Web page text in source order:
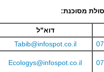
מסוכנת:
דוא"ל
Tabib@infospot.co.il
Ecologys@infospot.co.il